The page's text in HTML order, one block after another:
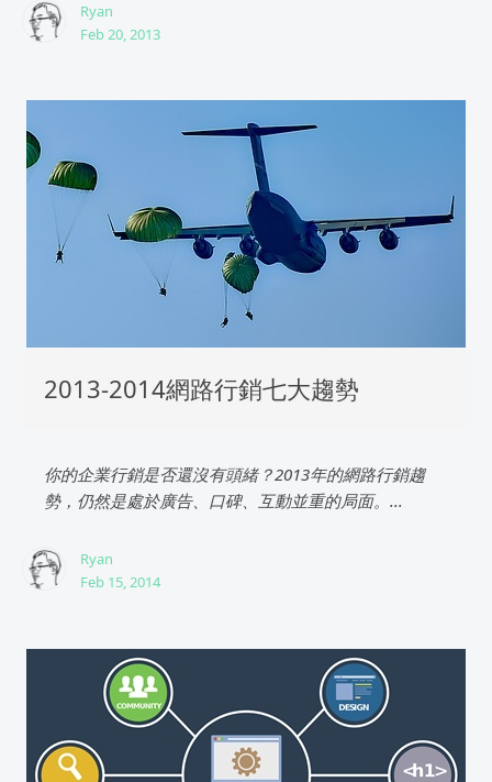
Ryan
Feb 20, 2013
2013-2014網路行銷七大趨勢
你的企業行銷是否還沒有頭緒？2013年的網路行銷趨
勢，仍然是處於廣告、口碑、互動並重的局面。...
Ryan
Feb 15, 2014